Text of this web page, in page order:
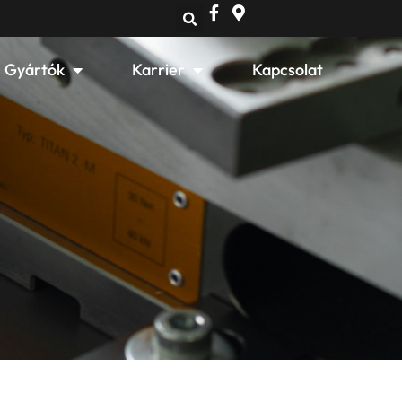
Gyártók Open GyártókKarrier Open KarrierKapcsolat